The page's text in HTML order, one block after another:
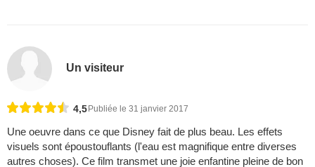
Un visiteur
4,5 Publiée le 31 janvier 2017
Une oeuvre dans ce que Disney fait de plus beau. Les effets
visuels sont époustouflants (l'eau est magnifique entre diverses
autres choses). Ce film transmet une joie enfantine pleine de bon